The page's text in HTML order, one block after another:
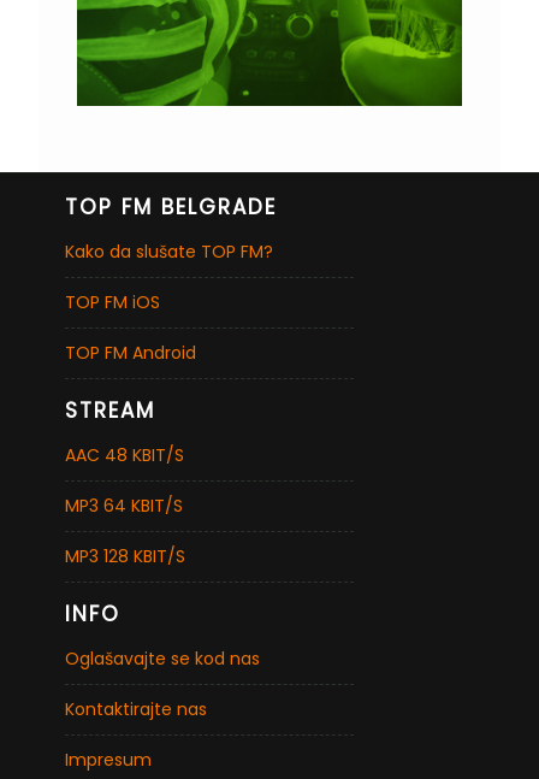
TOP FM BELGRADE
Kako da slušate TOP FM?
TOP FM iOS
TOP FM Android
STREAM
AAC 48 KBIT/S
MP3 64 KBIT/S
MP3 128 KBIT/S
INFO
Oglašavajte se kod nas
Kontaktirajte nas
Impresum